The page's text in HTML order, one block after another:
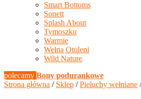
Smart Bottoms
Sonett
Splash About
Tymoszku
Warmie
Wełną Otuleni
Wild Nature
polecamy Bony podurankowe
Strona główna / Sklep /Pieluchy wełniane